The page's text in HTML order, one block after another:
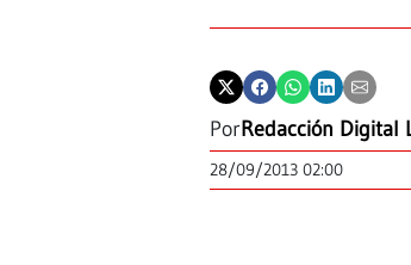
PorRedacción Digital
28/09/2013 02:00